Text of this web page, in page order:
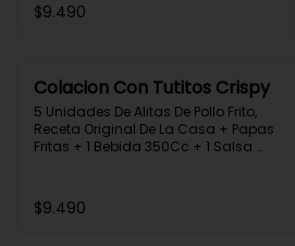
$9.490
Colacion Con Tutitos Crispy
5 Unidades De Alitas De Pollo Frito,
Receta Original De La Casa + Papas
Fritas + 1 Bebida 350Cc + 1 Salsa
$9.490